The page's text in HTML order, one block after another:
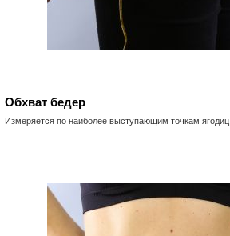
Обхват бедер
Измеряется по наиболее выступающим точкам ягодиц